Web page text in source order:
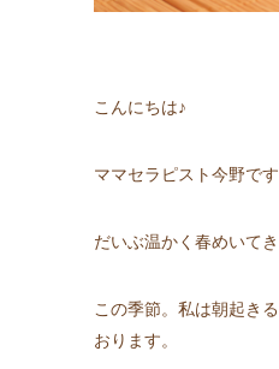
こんにちは♪
ママセラピスト今野で
だいぶ温かく春めいて
この季節。私は朝起き
おります。